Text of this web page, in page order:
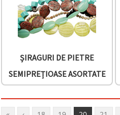
ȘIRAGURI DE PIETRE
SEMIPREȚIOASE ASORTATE